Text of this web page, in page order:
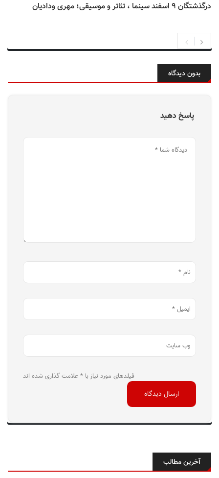
درگذشتگان ۹ اسفند سینما ، تئاتر و موسیقی؛ مهری ودادیان
بدون دیدگاه
پاسخ دهید
فیلدهای مورد نیاز با * علامت گذاری شده اند
آخرین مطالب